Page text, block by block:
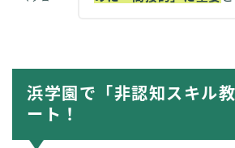
浜学園で「非認知スキル
ート！